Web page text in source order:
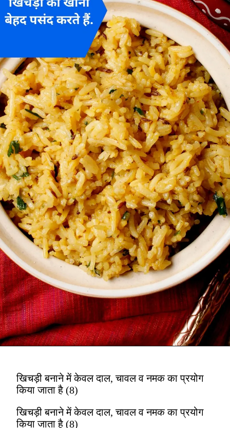
खिचड़ी बनाने में केवल दाल, चावल व नमक का प्रयोग
किया जाता है (8)
खिचड़ी बनाने में केवल दाल, चावल व नमक का प्रयोग
किया जाता है (8)